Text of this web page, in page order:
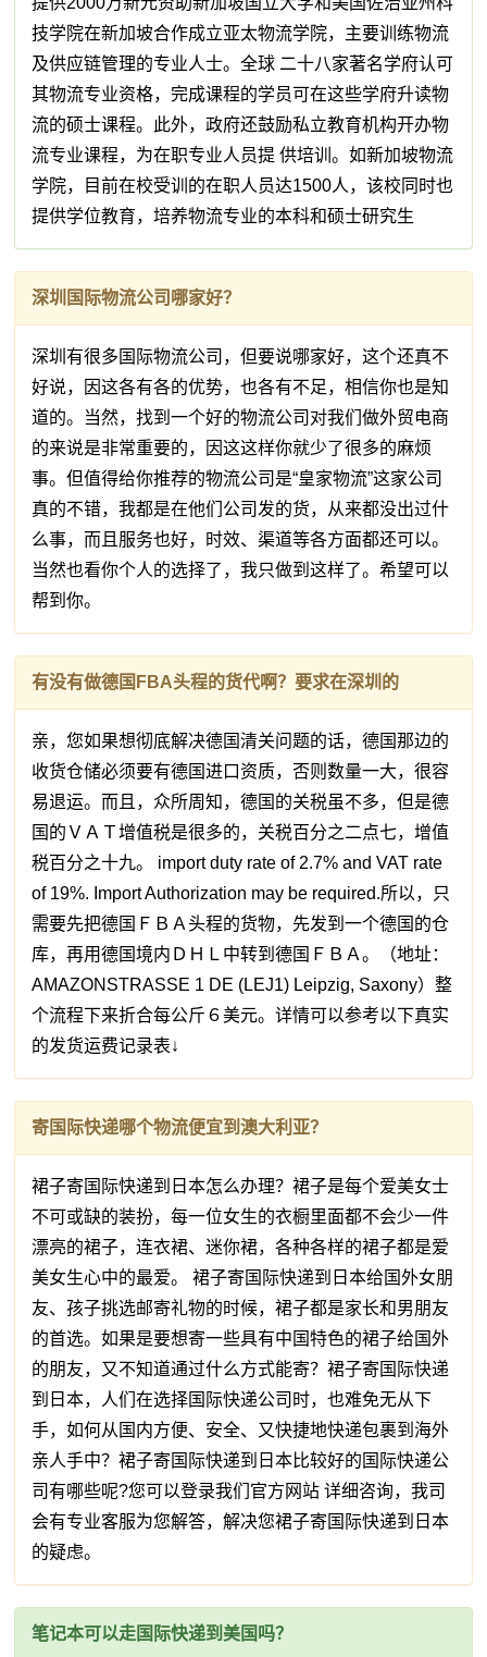
技学院在新加坡合作成立亚太物流学院，主要训练物流
及供应链管理的专业人士。全球 二十八家著名学府认可
其物流专业资格，完成课程的学员可在这些学府升读物
流的硕士课程。此外，政府还鼓励私立教育机构开办物
流专业课程，为在职专业人员提 供培训。如新加坡物流
学院，目前在校受训的在职人员达1500人，该校同时也
提供学位教育，培养物流专业的本科和硕士研究生
深圳国际物流公司哪家好？
深圳有很多国际物流公司，但要说哪家好，这个还真不
好说，因这各有各的优势，也各有不足，相信你也是知
道的。当然，找到一个好的物流公司对我们做外贸电商
的来说是非常重要的，因这这样你就少了很多的麻烦
事。但值得给你推荐的物流公司是“皇家物流”这家公司
真的不错，我都是在他们公司发的货，从来都没出过什
么事，而且服务也好，时效、渠道等各方面都还可以。
当然也看你个人的选择了，我只做到这样了。希望可以
帮到你。
有没有做德国FBA头程的货代啊？要求在深圳的
亲，您如果想彻底解决德国清关问题的话，德国那边的
收货仓储必须要有德国进口资质，否则数量一大，很容
易退运。而且，众所周知，德国的关税虽不多，但是德
国的ＶＡＴ增值税是很多的，关税百分之二点七，增值
税百分之十九。 import duty rate of 2.7% and VAT rate
of 19%. Import Authorization may be required.所以，只
需要先把德国ＦＢＡ头程的货物，先发到一个德国的仓
库，再用德国境内ＤＨＬ中转到德国ＦＢＡ。（地址：
AMAZONSTRASSE 1 DE (LEJ1) Leipzig, Saxony）整
个流程下来折合每公斤６美元。详情可以参考以下真实
的发货运费记录表↓
寄国际快递哪个物流便宜到澳大利亚？
裙子寄国际快递到日本怎么办理？裙子是每个爱美女士
不可或缺的装扮，每一位女生的衣橱里面都不会少一件
漂亮的裙子，连衣裙、迷你裙，各种各样的裙子都是爱
美女生心中的最爱。 裙子寄国际快递到日本给国外女朋
友、孩子挑选邮寄礼物的时候，裙子都是家长和男朋友
的首选。如果是要想寄一些具有中国特色的裙子给国外
的朋友，又不知道通过什么方式能寄？裙子寄国际快递
到日本，人们在选择国际快递公司时，也难免无从下
手，如何从国内方便、安全、又快捷地快递包裹到海外
亲人手中？裙子寄国际快递到日本比较好的国际快递公
司有哪些呢?您可以登录我们官方网站 详细咨询，我司
会有专业客服为您解答，解决您裙子寄国际快递到日本
的疑虑。
笔记本可以走国际快递到美国吗？